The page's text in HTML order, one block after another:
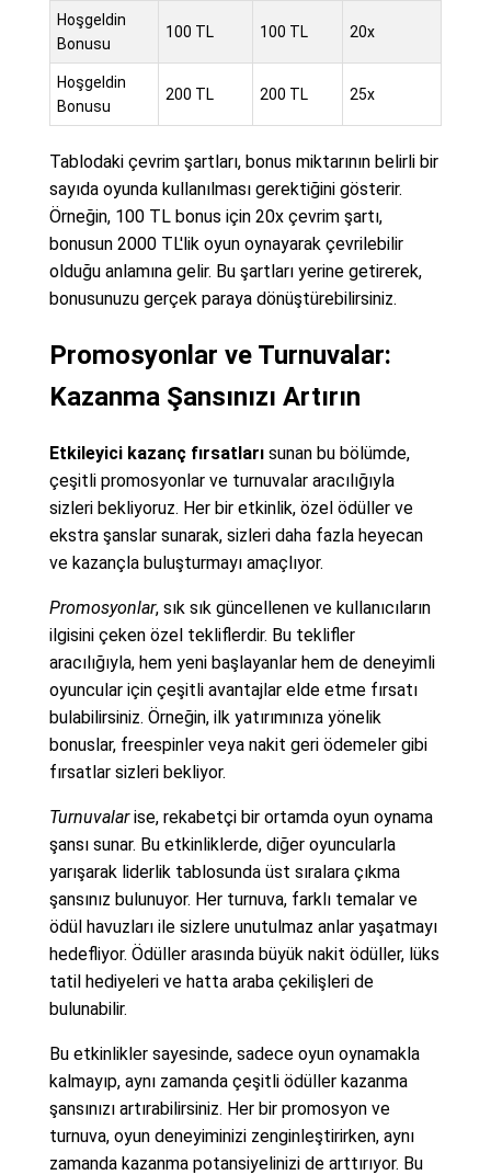
Hoşgeldin
Bonusu
100 TL 100 TL 20x
Hoşgeldin
Bonusu
200 TL 200 TL 25x
Tablodaki çevrim şartları, bonus miktarının belirli bir
sayıda oyunda kullanılması gerektiğini gösterir.
Örneğin, 100 TL bonus için 20x çevrim şartı,
bonusun 2000 TL'lik oyun oynayarak çevrilebilir
olduğu anlamına gelir. Bu şartları yerine getirerek,
bonusunuzu gerçek paraya dönüştürebilirsiniz.
Promosyonlar ve Turnuvalar:
Kazanma Şansınızı Artırın
Etkileyici kazanç fırsatlarısunan bu bölümde,
çeşitli promosyonlar ve turnuvalar aracılığıyla
sizleri bekliyoruz. Her bir etkinlik, özel ödüller ve
ekstra şanslar sunarak, sizleri daha fazla heyecan
ve kazançla buluşturmayı amaçlıyor.
Promosyonlar, sık sık güncellenen ve kullanıcıların
ilgisini çeken özel tekliflerdir. Bu teklifler
aracılığıyla, hem yeni başlayanlar hem de deneyimli
oyuncular için çeşitli avantajlar elde etme fırsatı
bulabilirsiniz. Örneğin, ilk yatırımınıza yönelik
bonuslar, freespinler veya nakit geri ödemeler gibi
fırsatlar sizleri bekliyor.
Turnuvalarise, rekabetçi bir ortamda oyun oynama
şansı sunar. Bu etkinliklerde, diğer oyuncularla
yarışarak liderlik tablosunda üst sıralara çıkma
şansınız bulunuyor. Her turnuva, farklı temalar ve
ödül havuzları ile sizlere unutulmaz anlar yaşatmayı
hedefliyor. Ödüller arasında büyük nakit ödüller, lüks
tatil hediyeleri ve hatta araba çekilişleri de
bulunabilir.
Bu etkinlikler sayesinde, sadece oyun oynamakla
kalmayıp, aynı zamanda çeşitli ödüller kazanma
şansınızı artırabilirsiniz. Her bir promosyon ve
turnuva, oyun deneyiminizi zenginleştirirken, aynı
zamanda kazanma potansiyelinizi de arttırıyor. Bu